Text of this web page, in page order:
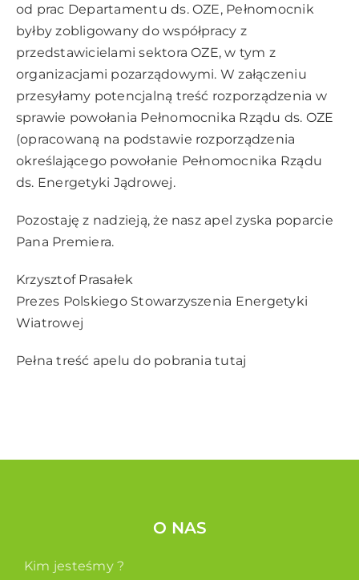
od prac Departamentu ds. OZE, Pełnomocnik
byłby zobligowany do współpracy z
przedstawicielami sektora OZE, w tym z
organizacjami pozarządowymi. W załączeniu
przesyłamy potencjalną treść rozporządzenia w
sprawie powołania Pełnomocnika Rządu ds. OZE
(opracowaną na podstawie rozporządzenia
określającego powołanie Pełnomocnika Rządu
ds. Energetyki Jądrowej.
Pozostaję z nadzieją, że nasz apel zyska poparcie
Pana Premiera.
Krzysztof Prasałek
Prezes Polskiego Stowarzyszenia Energetyki
Wiatrowej
Pełna treść apelu do pobraniatutaj
O NAS
Kim jesteśmy ?